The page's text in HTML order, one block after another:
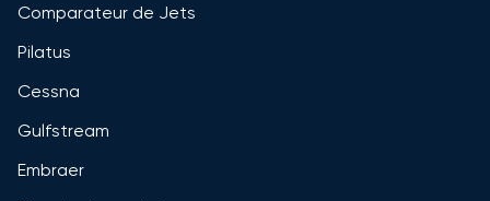
Comparateur de Jets
Pilatus
Cessna
Gulfstream
Embraer